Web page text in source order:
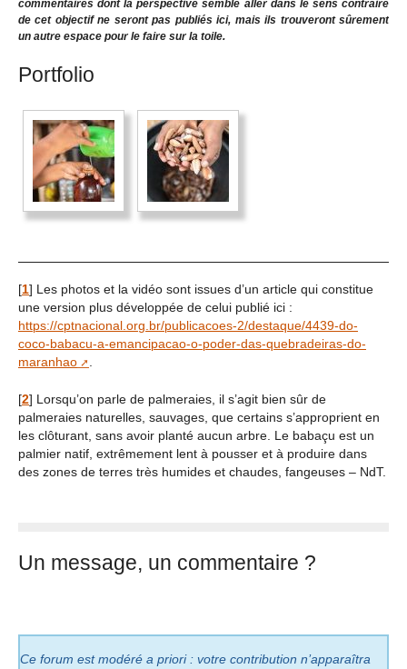
commentaires dont la perspective semble aller dans le sens contraire
de cet objectif ne seront pas publiés ici, mais ils trouveront sûrement
un autre espace pour le faire sur la toile.
Portfolio
[1] Les photos et la vidéo sont issues d’un article qui constitue
une version plus développée de celui publié ici :
https://cptnacional.org.br/publicacoes-2/destaque/4439-do-
coco-babacu-a-emancipacao-o-poder-das-quebradeiras-do-
maranhao
.
[2] Lorsqu’on parle de palmeraies, il s’agit bien sûr de
palmeraies naturelles, sauvages, que certains s’approprient en
les clôturant, sans avoir planté aucun arbre. Le babaçu est un
palmier natif, extrêmement lent à pousser et à produire dans
des zones de terres très humides et chaudes, fangeuses – NdT.
Un message, un commentaire ?
Ce forum est modéré a priori : votre contribution n’apparaîtra